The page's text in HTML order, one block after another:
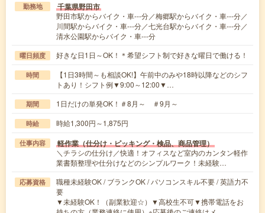
勤務地 千葉県野田市
野田市駅からバイク・車---分／梅郷駅からバイク・車---分／
川間駅からバイク・車---分／七光台駅からバイク・車---分／
清水公園駅からバイク・車---分
曜日頻度 好きな日1日～OK！＊希望シフト制で好きな曜日で働ける！
時間
【1日3時間～も相談OK!】午前中のみや18時以降などのシフ
トあり！シフト例▼9:00～12:00▼…
期間 1日だけの単発OK！＃8月～ ＃9月～
時給 時給1,300円～1,875円
仕事内容 軽作業（仕分け・ピッキング・検品、商品管理）
＼チラシの仕分け／快適！オフィスなど室内のカンタン軽作
業書類整理や仕分けなどのシンプルワーク！未経験…
応募資格
職種未経験OK / ブランクOK / パソコンスキル不要 / 英語力不
要
▼未経験OK！（副業歓迎☆）▼高校生不可▼携帯電話をお